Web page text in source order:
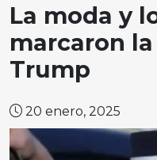
La moda y
marcaron
Trump
20 enero, 2025